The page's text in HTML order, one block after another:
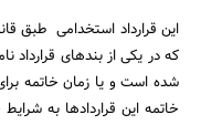
این قرارداد استخدامی طبق
که در یکی از بندهای قرارداد
شده است و یا زمان خاتمه
خاتمه این قراردادها به